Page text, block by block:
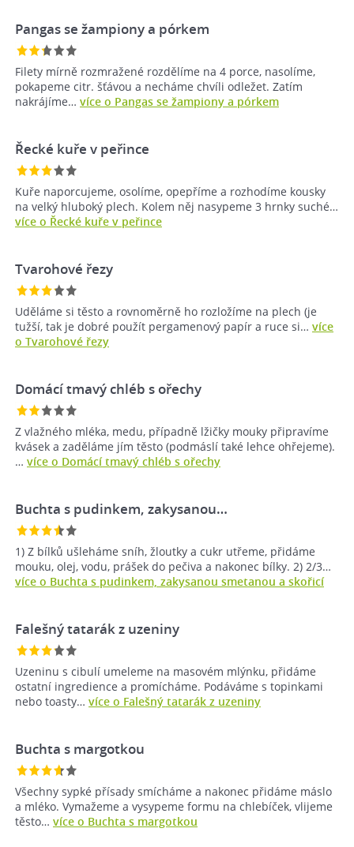
Pangas se žampiony a pórkem
Filety mírně rozmražené rozdělíme na 4 porce, nasolíme,
pokapeme citr. šťávou a necháme chvíli odležet. Zatím
nakrájíme… více o Pangas se žampiony a pórkem
Řecké kuře v peřince
Kuře naporcujeme, osolíme, opepříme a rozhodíme kousky
na velký hluboký plech. Kolem něj nasypeme 3 hrnky suché…
více o Řecké kuře v peřince
Tvarohové řezy
Uděláme si těsto a rovnoměrně ho rozložíme na plech (je
tužší, tak je dobré použít pergamenový papír a ruce si… více
o Tvarohové řezy
Domácí tmavý chléb s ořechy
Z vlažného mléka, medu, případně lžičky mouky připravíme
kvásek a zaděláme jím těsto (podmáslí také lehce ohřejeme).
… více o Domácí tmavý chléb s ořechy
Buchta s pudinkem, zakysanou…
1) Z bílků ušleháme sníh, žloutky a cukr utřeme, přidáme
mouku, olej, vodu, prášek do pečiva a nakonec bílky. 2) 2/3…
více o Buchta s pudinkem, zakysanou smetanou a skořicí
Falešný tatarák z uzeniny
Uzeninu s cibulí umeleme na masovém mlýnku, přidáme
ostatní ingredience a promícháme. Podáváme s topinkami
nebo toasty… více o Falešný tatarák z uzeniny
Buchta s margotkou
Všechny sypké přísady smícháme a nakonec přidáme máslo
a mléko. Vymažeme a vysypeme formu na chlebíček, vlijeme
těsto… více o Buchta s margotkou